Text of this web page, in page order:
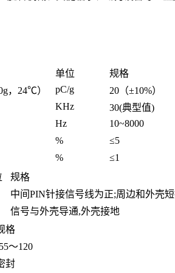
单位
规格
，24℃）
pC/g
20（±10%）
KHz
30(典型值)
Hz
10~8000
%
≤5
%
≤1
规格
中间PIN针接信号线为正;周边和外壳
信号与外壳导通,外壳接地
格
～120
封